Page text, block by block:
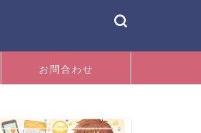
お問合わせ